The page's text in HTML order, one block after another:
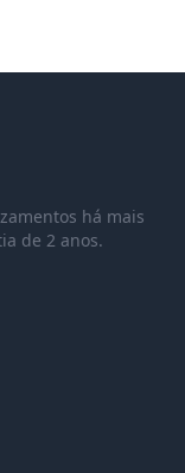
há mais
de 2 anos.